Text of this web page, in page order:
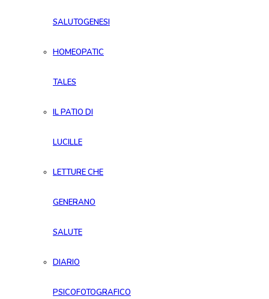
SALUTOGENESI
HOMEOPATIC
TALES
IL PATIO DI
LUCILLE
LETTURE CHE
GENERANO
SALUTE
DIARIO
PSICOFOTOGRAFICO